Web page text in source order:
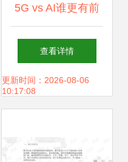
5G vs AI谁更有前
途？
查看详情
更新时间：2026-08-06
10:17:08